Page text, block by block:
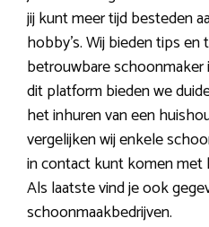
jij kunt meer tijd besteden
hobby’s. Wij bieden tips
betrouwbare
dit platform bieden we
het inhuren van een
vergelijken wij enkele
in contact kunt komen met
Als laatste vind je ook
schoonmaakbedrijven.